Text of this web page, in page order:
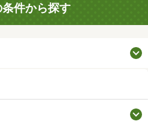
件から探す